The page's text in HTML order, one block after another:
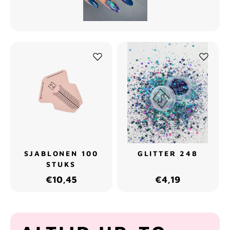
SJABLONEN 100
STUKS
€10,45
GLITTER 248
€4,19